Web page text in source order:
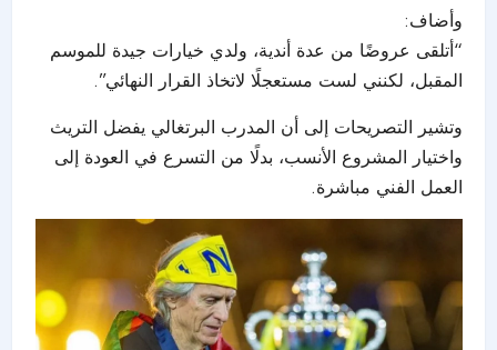
وأضاف:
“أتلقى عروضًا من عدة أندية، ولدي خيارات جيدة للموسم
المقبل، لكنني لست مستعجلًا لاتخاذ القرار النهائي”.
وتشير التصريحات إلى أن المدرب البرتغالي يفضل التريث
واختيار المشروع الأنسب، بدلًا من التسرع في العودة إلى
العمل الفني مباشرة.